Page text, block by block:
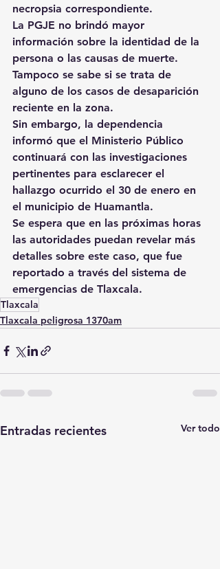
necropsia correspondiente.
La PGJE no brindó mayor
información sobre la identidad de la
persona o las causas de muerte.
Tampoco se sabe si se trata de
alguno de los casos de desaparición
reciente en la zona.
Sin embargo, la dependencia
informó que el Ministerio Público
continuará con las investigaciones
pertinentes para esclarecer el
hallazgo ocurrido el 30 de enero en
el municipio de Huamantla.
Se espera que en las próximas horas
las autoridades puedan revelar más
detalles sobre este caso, que fue
reportado a través del sistema de
emergencias de Tlaxcala.
Tlaxcala
Tlaxcala peligrosa 1370am
Entradas recientes Ver todo